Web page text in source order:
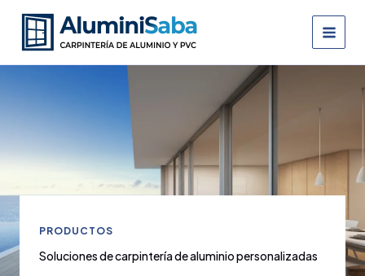
contenido
PRODUCTOS
Soluciones de carpintería de aluminio personalizadas